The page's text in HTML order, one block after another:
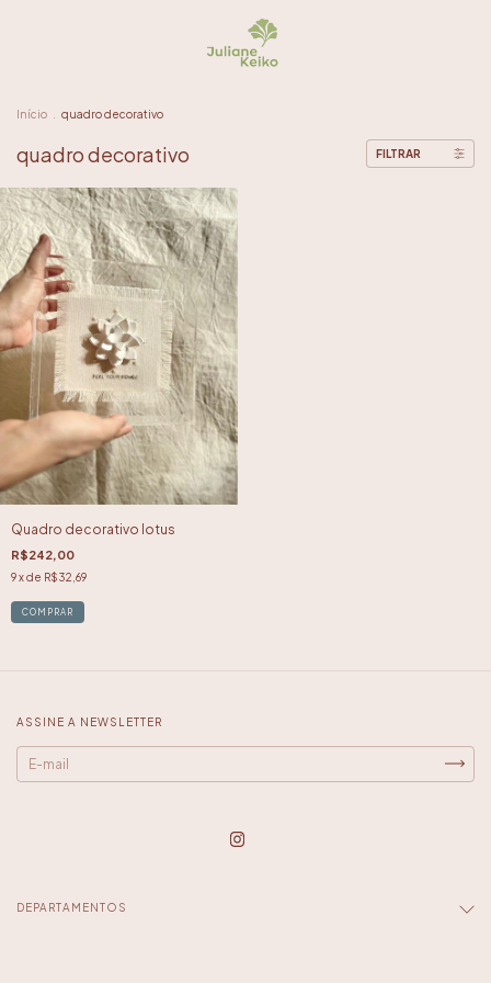
Início quadro decorativo
quadro decorativo FILTRAR
Quadro decorativo lotus
R$242,00
9x de R$32,69
ASSINE A NEWSLETTER
DEPARTAMENTOS